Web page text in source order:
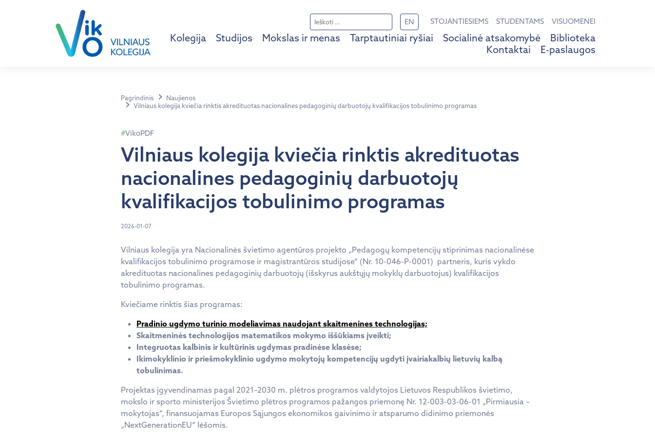
Ieškoti: EN STOJANTIESIEMS STUDENTAMS VISUOMENEI
Kolegija Studijos Mokslas ir menas Tarptautiniai ryšiai Socialinė atsakomybė
Biblioteka
Kontaktai
E-paslaugos
Pagrindinis
Naujienos
Vilniaus kolegija kviečia rinktis akredituotas nacionalines pedagoginių darbuotojų kvalifikacijos tobulinimo programas
VikoPDF
Vilniaus kolegija kviečia rinktis akredituotas
nacionalines pedagoginių darbuotojų
kvalifikacijos tobulinimo programas
2026-01-07
Vilniaus kolegija yra Nacionalinės švietimo agentūros projekto „Pedagogų kompetencijų stiprinimas nacionalinėse
kvalifikacijos tobulinimo programose ir magistrantūros studijose“ (Nr. 10-046-P-0001) partneris, kuris vykdo
akredituotas nacionalines pedagoginių darbuotojų (išskyrus aukštųjų mokyklų darbuotojus) kvalifikacijos
tobulinimo programas.
Kviečiame rinktis šias programas:
Pradinio ugdymo turinio modeliavimas naudojant skaitmenines technologijas;
Skaitmeninės technologijos matematikos mokymo iššūkiams įveikti;
Integruotas kalbinis ir kultūrinis ugdymas pradinėse klasėse;
Ikimokyklinio ir priešmokyklinio ugdymo mokytojų kompetencijų ugdyti įvairiakalbių lietuvių kalbą
tobulinimas.
Projektas įgyvendinamas pagal 2021–2030 m. plėtros programos valdytojos Lietuvos Respublikos švietimo,
mokslo ir sporto ministerijos Švietimo plėtros programos pažangos priemonę Nr. 12-003-03-06-01 „Pirmiausia –
mokytojas“, finansuojamas Europos Sąjungos ekonomikos gaivinimo ir atsparumo didinimo priemonės
„NextGenerationEU“ lėšomis.